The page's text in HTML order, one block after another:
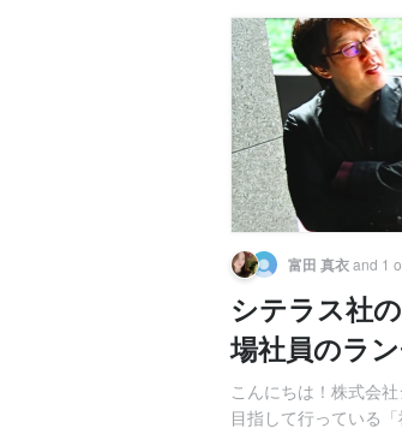
富田 真衣and 1
シテラス社
場社員のラ
こんにちは！株式会
目指して行っている